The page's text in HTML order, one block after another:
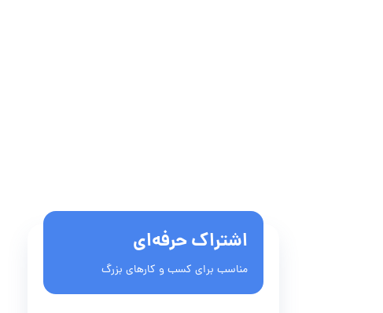
اشتراک حرفه‌ای
مناسب برای کسب و کارهای بزرگ